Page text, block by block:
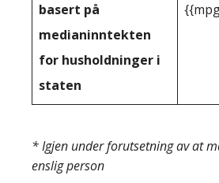
basert på
medianinntekten
for husholdninger i
staten
* Igjen under forutsetning av at
enslig person